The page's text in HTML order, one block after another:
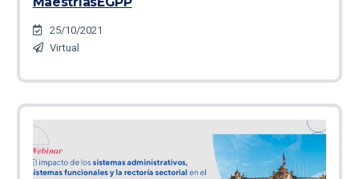
25/10/2021
Virtual